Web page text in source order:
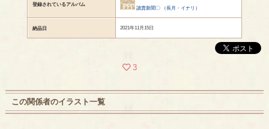
登録されているアルバム
讀賣新聞〇（長月・イナリ ）
納品日 2021年11月15日
3
この関係者のイラスト一覧